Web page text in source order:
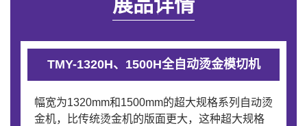
展品详情
TMY-1320H、1500H全自动烫金模切机
幅宽为1320mm和1500mm的超大规格系列自动烫
金机，比传统烫金机的版面更大，这种超大规格